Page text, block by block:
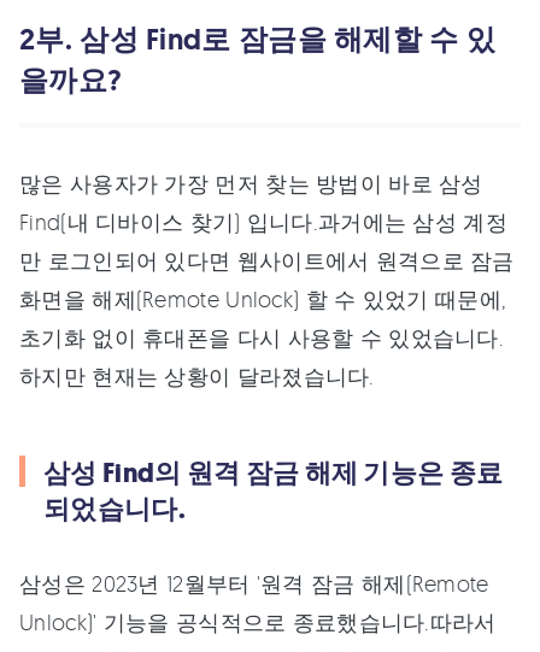
2부. 삼성 Find로 잠금을 해제할 수 있
을까요?
많은 사용자가 가장 먼저 찾는 방법이 바로 삼성
Find(내 디바이스 찾기) 입니다.과거에는 삼성 계정
만 로그인되어 있다면 웹사이트에서 원격으로 잠금
화면을 해제(Remote Unlock) 할 수 있었기 때문에,
초기화 없이 휴대폰을 다시 사용할 수 있었습니다.
하지만 현재는 상황이 달라졌습니다.
삼성 Find의 원격 잠금 해제 기능은 종료
되었습니다.
삼성은 2023년 12월부터 '원격 잠금 해제(Remote
Unlock)' 기능을 공식적으로 종료했습니다.따라서